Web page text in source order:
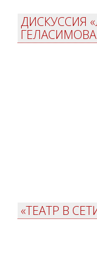
ДИСКУССИЯ
ГЕЛАСИМОВА
«ТЕАТР В